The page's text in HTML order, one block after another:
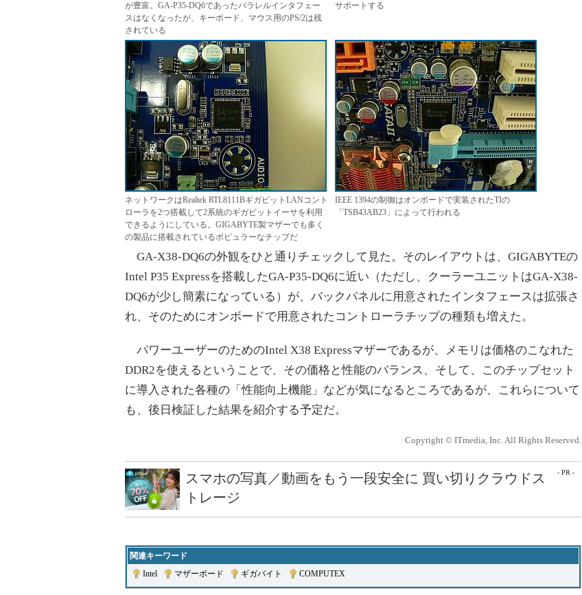
が豊富。GA-P35-DQ6であったパラレルインタフェー
スはなくなったが、キーボード、マウス用のPS/2は残
されている
サポートする
ネットワークはRealtek RTL8111BギガビットLANコント
ローラを2つ搭載して2系統のギガビットイーサを利用
できるようにしている。GIGABYTE製マザーでも多く
の製品に搭載されているポピュラーなチップだ
IEEE 1394の制御はオンボードで実装されたTIの
「TSB43AB23」によって行われる
GA-X38-DQ6の外観をひと通りチェックして見た。そのレイアウトは、GIGABYTEの
Intel P35 Expressを搭載したGA-P35-DQ6に近い（ただし、クーラーユニットはGA-X38-
DQ6が少し簡素になっている）が、バックパネルに用意されたインタフェースは拡張さ
れ、そのためにオンボードで用意されたコントローラチップの種類も増えた。
パワーユーザーのためのIntel X38 Expressマザーであるが、メモリは価格のこなれた
DDR2を使えるということで、その価格と性能のバランス、そして、このチップセット
に導入された各種の「性能向上機能」などが気になるところであるが、これらについて
も、後日検証した結果を紹介する予定だ。
Copyright © ITmedia, Inc. All Rights Reserved.
- PR -
スマホの写真／動画をもう一段安全に 買い切りクラウドス
トレージ
関連キーワード
Intel
マザーボード ギガバイト COMPUTEX